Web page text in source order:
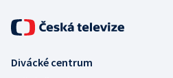
Divácké centrum